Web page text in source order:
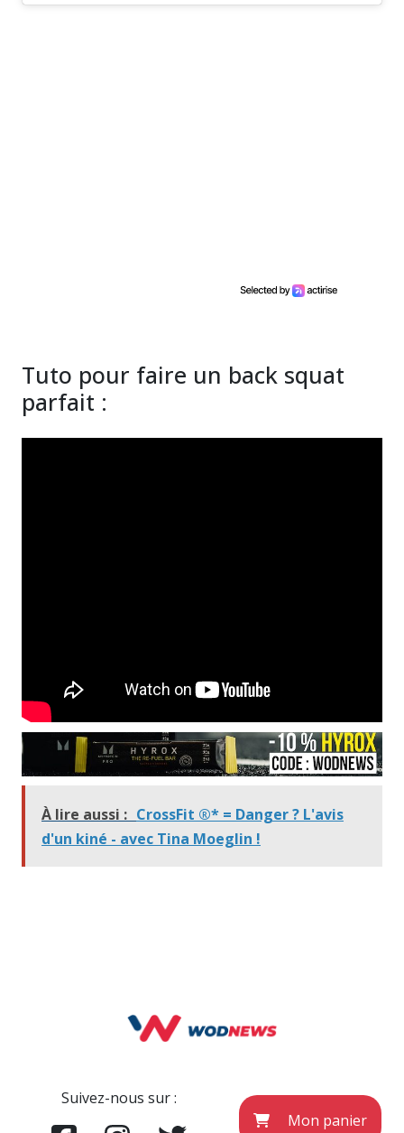
Tuto pour faire un back squat
parfait :
À lire aussi : CrossFit ®* = Danger ? L'avis
d'un kiné - avec Tina Moeglin !
Suivez-nous sur :
Mon panier